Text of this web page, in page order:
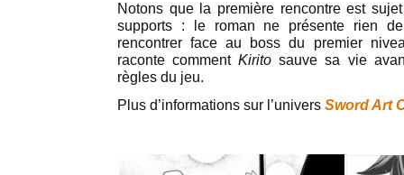
Notons que la première rencontre est
supports : le roman ne présente rien
rencontrer face au boss du premier
raconte commentKirito sauve sa vie
règles du jeu.
Plus d’informations sur l’univers Sword Art